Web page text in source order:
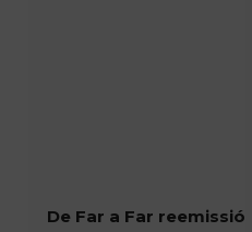
De Far a Far reemissió